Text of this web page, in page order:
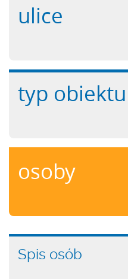
ulice
typ obiektu
osoby
Spis osób